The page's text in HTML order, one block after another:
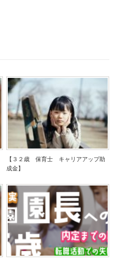
【３２歳 保育士 キャリアアップ助
成金】